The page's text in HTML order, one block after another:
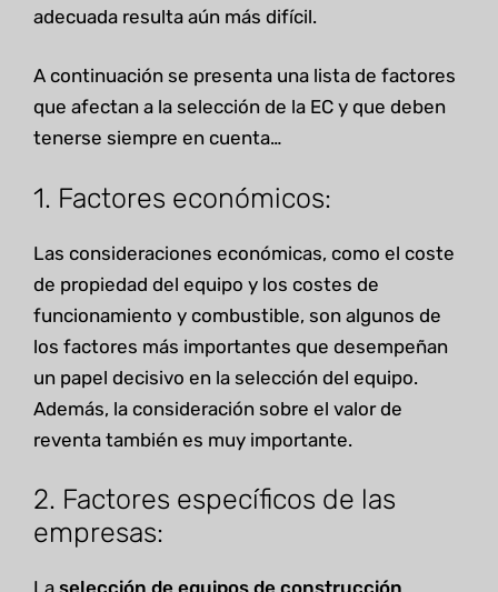
adecuada resulta aún más difícil.
A continuación se presenta una lista de factores
que afectan a la selección de la EC y que deben
tenerse siempre en cuenta…
1. Factores económicos:
Las consideraciones económicas, como el coste
de propiedad del equipo y los costes de
funcionamiento y combustible, son algunos de
los factores más importantes que desempeñan
un papel decisivo en la selección del equipo.
Además, la consideración sobre el valor de
reventa también es muy importante.
2. Factores específicos de las
empresas: